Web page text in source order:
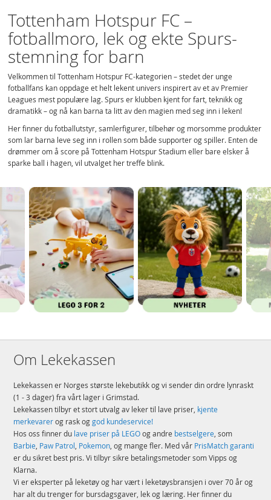
Tottenham Hotspur FC –
fotballmoro, lek og ekte Spurs-
stemning for barn
Velkommen til Tottenham Hotspur FC-kategorien – stedet der unge
fotballfans kan oppdage et helt lekent univers inspirert av et av Premier
Leagues mest populære lag. Spurs er klubben kjent for fart, teknikk og
dramatikk – og nå kan barna ta litt av den magien med seg inn i leken!
Her finner du fotballutstyr, samlerfigurer, tilbehør og morsomme produkter
som lar barna leve seg inn i rollen som både supporter og spiller. Enten de
drømmer om å score på Tottenham Hotspur Stadium eller bare elsker å
sparke ball i hagen, vil utvalget her treffe blink.
Om Lekekassen
Lekekassen er Norges største lekebutikk og vi sender din ordre lynraskt
(1 - 3 dager) fra vårt lager i Grimstad.
Lekekassen tilbyr et stort utvalg av leker til lave priser, kjente
merkevarerog rask oggod kundeservice!
Hos oss finner du lave priser på LEGOog andre bestselgere , som
Barbie Paw Patrol Pokemon , og mange fler. Med vår PrisMatch garanti
er du sikret best pris. Vi tilbyr sikre betalingsmetoder som Vipps og
Klarna.
Vi er eksperter på leketøy og har vært i leketøysbransjen i over 70 år og
har alt du trenger for bursdagsgaver, lek og læring. Her finner du